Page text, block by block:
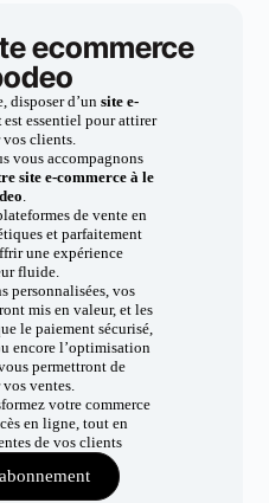
ecommerce
disposer d’un site e-
est essentiel pour attirer
clients.
vous accompagnons
site e-commerce à le
.
de vente en
et parfaitement
une expérience
fluide.
personnalisées, vos
mis en valeur, et les
le paiement sécurisé,
encore l’optimisation
permettront de
ventes.
votre commerce
en ligne, tout en
de vos clients